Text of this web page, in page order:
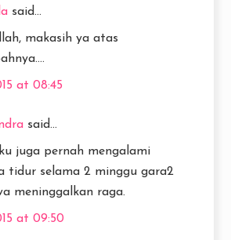
said...
makasih ya atas
at 08:45
said...
juga pernah mengalami
tidur selama 2 minggu gara2
meninggalkan raga.
at 09:50